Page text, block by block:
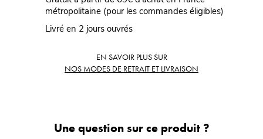
métropolitaine (pour les commandes éligibles)
Livré en 2 jours ouvrés
EN SAVOIR PLUS SUR
NOS MODES DE RETRAIT ET LIVRAISON
Une question sur ce produit ?